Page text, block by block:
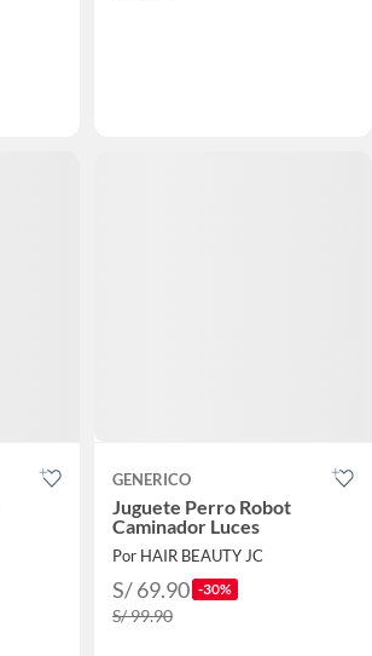
GENERICO
Juguete Perro Robot
Caminador Luces
Por HAIR BEAUTY JC
S/ 69.90 -30%
S/ 99.90